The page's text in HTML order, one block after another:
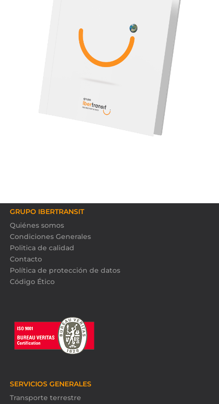
GRUPO IBERTRANSIT
Quiénes somos
Condiciones Generales
Politica de calidad
Contacto
Política de protección de datos
Código Ético
SERVICIOS GENERALES
Transporte terrestre